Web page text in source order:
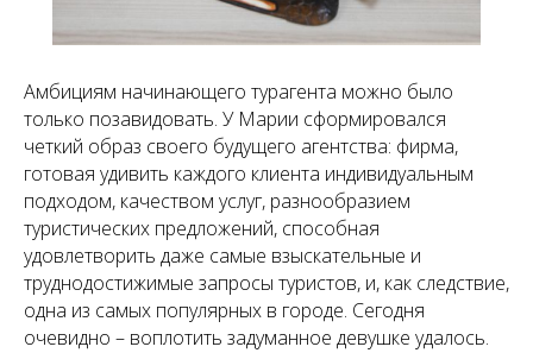
Амбициям начинающего турагента можно было
только позавидовать. У Марии сформировался
четкий образ своего будущего агентства: фирма,
готовая удивить каждого клиента индивидуальным
подходом, качеством услуг, разнообразием
туристических предложений, способная
удовлетворить даже самые взыскательные и
труднодостижимые запросы туристов, и, как следствие,
одна из самых популярных в городе. Сегодня
очевидно – воплотить задуманное девушке удалось.